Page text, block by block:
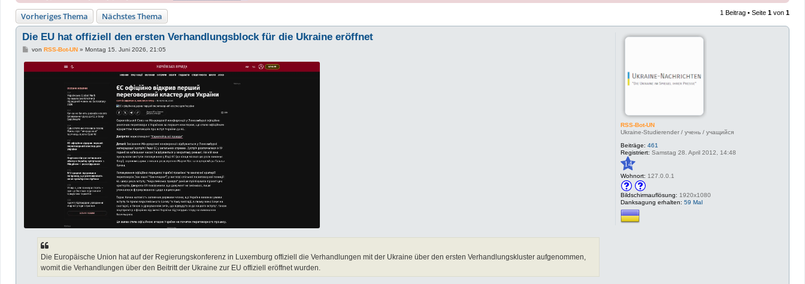
Vorheriges Thema Nächstes Thema 1 Beitrag • Seite 1 von 1
RSS-Bot-UN
Ukraine-Studierender / учень / учащийся
Beiträge: 461
Registriert: Samstag 28. April 2012, 14:48
14
Wohnort: 127.0.0.1
Bildschirmauflösung: 1920x1080
Danksagung erhalten: 59 Mal
Die EU hat offiziell den ersten Verhandlungsblock für die Ukraine eröffnet
B
i
t
von RSS-Bot-UN» Montag 15. Juni 2026, 21:05
Die Europäische Union hat auf der Regierungskonferenz in Luxemburg offiziell die Verhandlungen mit der Ukraine über den ersten Verhandlungskluster aufgenommen,
womit die Verhandlungen über den Beitritt der Ukraine zur EU offiziell eröffnet wurden.